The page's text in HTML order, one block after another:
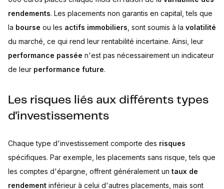
rendements. Les placements non garantis en capital, tels que
la bourse ou les actifs immobiliers , sont soumis à la volatilité
du marché, ce qui rend leur rentabilité incertaine. Ainsi, leur
performance passée n'est pas nécessairement un indicateur
de leur performance future.
Les risques liés aux différents types
d'investissements
Chaque type d'investissement comporte des risques
spécifiques. Par exemple, les placements sans risque, tels que
les comptes d'épargne, offrent généralement un taux de
rendement inférieur à celui d'autres placements, mais sont